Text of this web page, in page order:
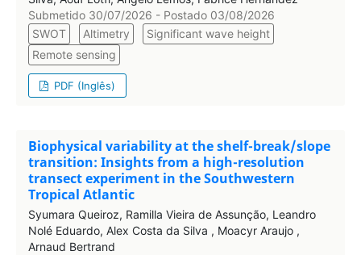
Submetido 30/07/2026 - Postado 03/08/2026
SWOT
Altimetry
Significant wave height
Remote sensing
PDF (Inglês)
Biophysical variability at the shelf-break/slope
transition: Insights from a high-resolution
transect experiment in the Southwestern
Tropical Atlantic
Syumara Queiroz, Ramilla Vieira de Assunção, Leandro
Nolé Eduardo, Alex Costa da Silva , Moacyr Araujo ,
Arnaud Bertrand